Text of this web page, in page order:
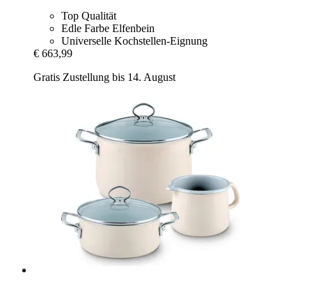
Top Qualität
Edle Farbe Elfenbein
Universelle Kochstellen-Eignung
€ 663,99
Gratis Zustellung bis 14. August